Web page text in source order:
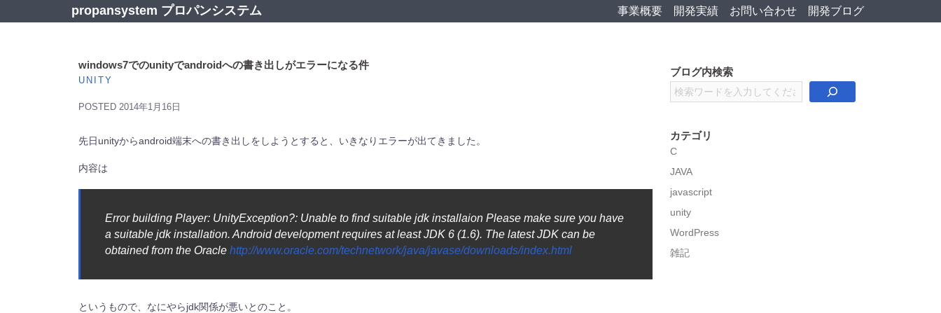
propansystem プロパンシステム 事業概要 開発実績 お問い合わせ 開発ブログ
windows7でのunityでandroidへの書き出しがエラーになる件
UNITY
POSTED 2014年1月16日
先日unityからandroid端末への書き出しをしようとすると、いきなりエラーが出てきました。
内容は
Error building Player: UnityException?: Unable to find suitable jdk installaion Please make sure you have
a suitable jdk installation. Android development requires at least JDK 6 (1.6). The latest JDK can be
obtained from the Oracle http://www.oracle.com/technetwork/java/javase/downloads/index.html
というもので、なにやらjdk関係が悪いとのこと。
ブログ内検索
検
索
カテゴリ
C
JAVA
javascript
unity
WordPress
雑記